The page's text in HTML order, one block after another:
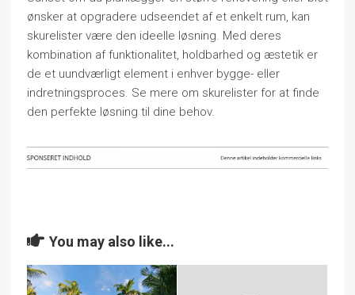
ønsker at opgradere udseendet af et enkelt rum, kan
skurelister være den ideelle løsning. Med deres
kombination af funktionalitet, holdbarhed og æstetik er
de et uundværligt element i enhver bygge- eller
indretningsproces. Se mere om skurelister for at finde
den perfekte løsning til dine behov.
You may also like...